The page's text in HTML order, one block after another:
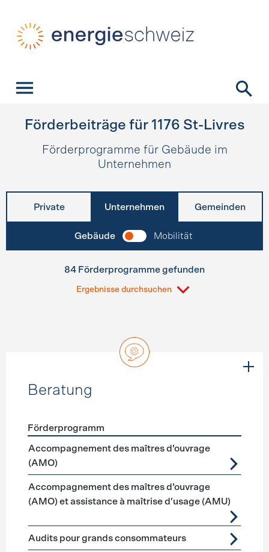
Förderbeiträge für 1176 St-Livres
Förderprogramme für Gebäude im
Unternehmen
Private Unternehmen Gemeinden
Gebäude Mobilität
84 Förderprogramme gefunden
Ergebnisse durchsuchen
Beratung
Förderprogramme Beratung
Förderprogramm
Accompagnement des maîtres d’ouvrage
(AMO)
Accompagnement des maîtres d’ouvrage
(AMO) et assistance à maîtrise d'usage (AMU)
Audits pour grands consommateurs